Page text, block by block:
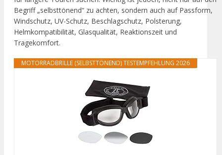
Begriff „selbsttönend“ zu achten, sondern auch auf Passform,
Windschutz, UV-Schutz, Beschlagschutz, Polsterung,
Helmkompatibilität, Glasqualität, Reaktionszeit und
Tragekomfort.
MOTORRADBRILLE (SELBSTTÖNEND) TESTEMPFEHLUNG 2026